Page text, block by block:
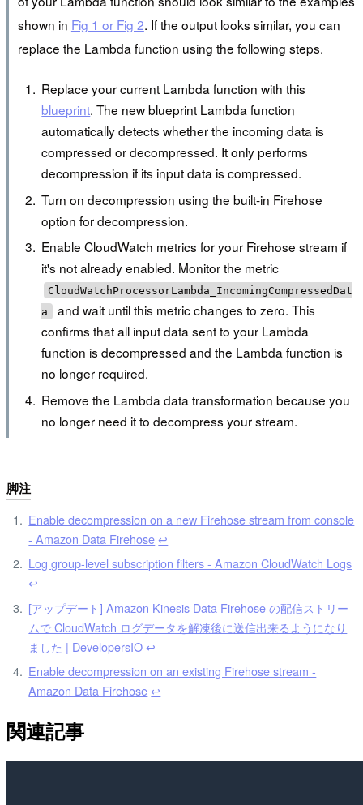
shown in Fig 1 or Fig 2. If the output looks similar, you can
replace the Lambda function using the following steps.
Replace your current Lambda function with this
blueprint. The new blueprint Lambda function
automatically detects whether the incoming data is
compressed or decompressed. It only performs
decompression if its input data is compressed.
Turn on decompression using the built-in Firehose
option for decompression.
Enable CloudWatch metrics for your Firehose stream if
it's not already enabled. Monitor the metric
CloudWatchProcessorLambda_IncomingCompressedDat
a
and wait until this metric changes to zero. This
confirms that all input data sent to your Lambda
function is decompressed and the Lambda function is
no longer required.
Remove the Lambda data transformation because you
no longer need it to decompress your stream.
脚注
Enable decompression on a new Firehose stream from console
- Amazon Data Firehose ↩︎
Log group-level subscription filters - Amazon CloudWatch Logs
↩︎
[アップデート] Amazon Kinesis Data Firehose の配信ストリー
ムで CloudWatch ログデータを解凍後に送信出来るようになり
ました | DevelopersIO ↩︎
Enable decompression on an existing Firehose stream -
Amazon Data Firehose ↩︎
関連記事